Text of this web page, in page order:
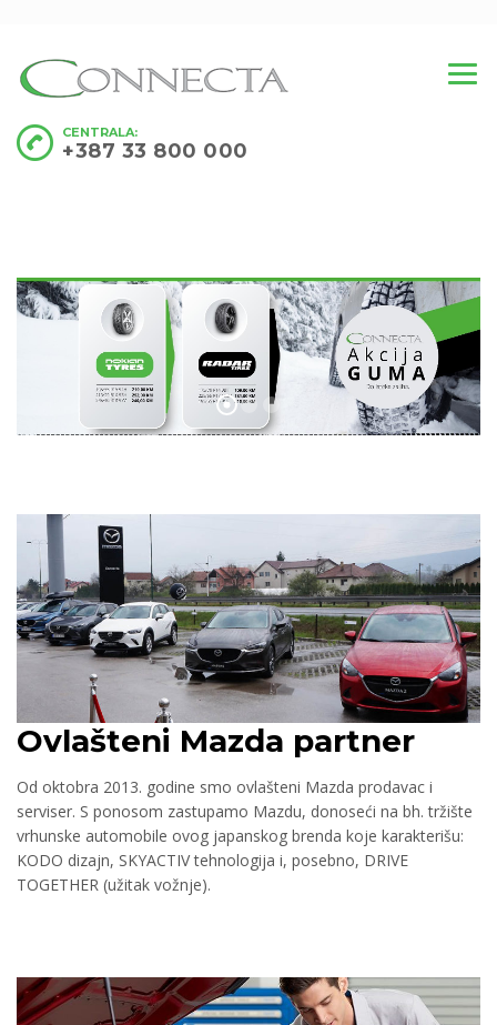
CENTRALA:
+387 33 800 000
Ovlašteni Mazda partner
Od oktobra 2013. godine smo ovlašteni Mazda prodavac i
serviser. S ponosom zastupamo Mazdu, donoseći na bh. tržište
vrhunske automobile ovog japanskog brenda koje karakterišu:
KODO dizajn, SKYACTIV tehnologija i, posebno, DRIVE
TOGETHER (užitak vožnje).